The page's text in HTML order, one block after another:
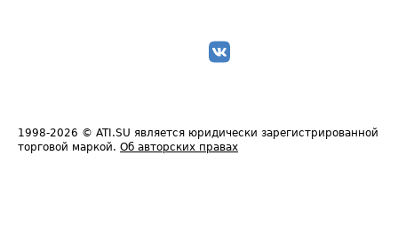
1998-2026 © ATI.SU является юридически зарегистрированной
торговой маркой. Об авторских правах